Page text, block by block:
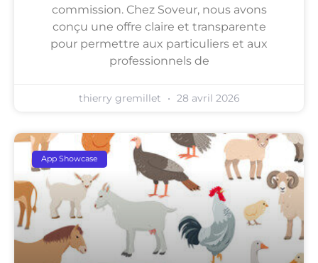
commission. Chez Soveur, nous avons
conçu une offre claire et transparente
pour permettre aux particuliers et aux
professionnels de
thierry gremillet 28 avril 2026
App Showcase